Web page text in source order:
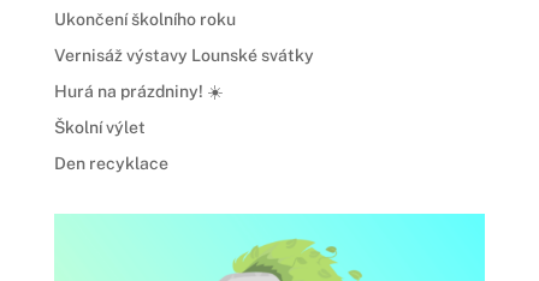
Ukončení školního roku
Vernisáž výstavy Lounské svátky
Hurá na prázdniny! ☀️
Školní výlet
Den recyklace